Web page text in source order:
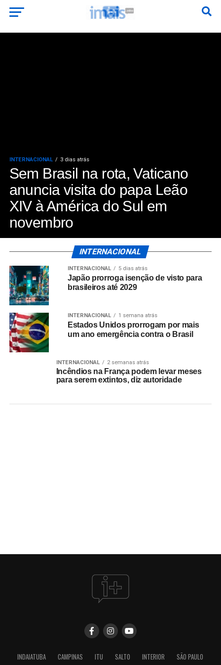
INTERNACIONAL 3 dias atrás
Sem Brasil na rota, Vaticano
anuncia visita do papa Leão
XIV à América do Sul em
novembro
INTERNACIONAL
INTERNACIONAL 5 dias atrás
Japão prorroga isenção de visto para
brasileiros até 2029
INTERNACIONAL 1 semana atrás
Estados Unidos prorrogam por mais
um ano emergência contra o Brasil
INTERNACIONAL 2 semanas atrás
Incêndios na França podem levar meses
para serem extintos, diz autoridade
INDAIATUBA CAMPINAS ITU SALTO INTERIOR SÃO PAULO